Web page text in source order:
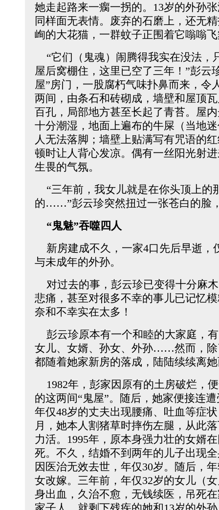
她走起路来一瘸一拐的。13岁的外孙
同样面无表情。废弃的石磨上，还无
峋的大花猫，一群蚊子正围着它嗡嗡
“它们（鬼魂）闹腾得我实在没法，
屋后窝棚住，这里已空了三年！”彭云
屋”房门，一股腐朽气味扑鼻而来，令
两间，由条石和砖砌成，墙壁和屋顶
百孔，局部地方甚至长起了青苔。屋
十分潮湿，地面上遍布的牛屎（当地
人无法落脚；墙壁上贴满写有咒语的
顿时让人背心发凉。偶有一丝阳光射
生畏的气氛。
“三年前，我女儿就是在你头顶上的
的……”彭云珍突然扭过一张苍白的脸
“鬼魅”吞噬四人
新房建成不久，一家4口先后早逝，
与未成年的外孙。
对过去的事，彭云珍已变得十分麻
悲痛，甚至对很多不幸的事儿已记忆
奈和不幸实在太多！
彭云珍原本有一个和睦的大家庭，
女儿、女婿、孙女、外孙……然而，除
都随着她家新房的落成，陆陆续续离
1982年，彭家因原有的土房破烂，
的这两间“鬼屋”。随后，她家便接连
年仅48岁的丈夫出现腰痛、吐血等症
月，她本人割猪草时摔伤左腿，从此
力活。1995年，原本身强力壮的女婿
死。不久，结婚不到两年的儿子出现
因医治无效去世，年仅30岁。随后，
女改嫁。三年前，年仅32岁的女儿（
身出血，久治不愈，无钱续医，吊死